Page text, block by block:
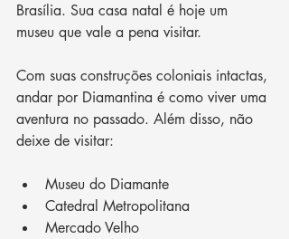
Brasília. Sua casa natal é hoje um
museu que vale a pena visitar.
Com suas construções coloniais intactas,
andar por Diamantina é como viver uma
aventura no passado. Além disso, não
deixe de visitar:
Museu do Diamante
Catedral Metropolitana
Mercado Velho